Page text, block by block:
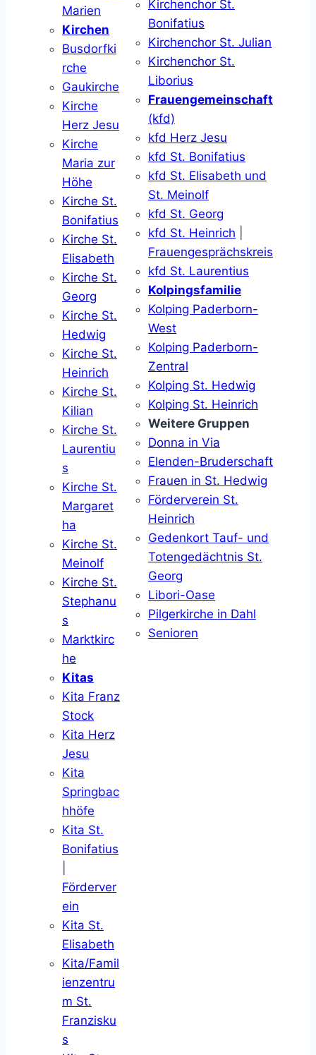
Marien
Kirchen
Busdorfki
rche
Gaukirche
Kirche
Herz Jesu
Kirche
Maria zur
Höhe
Kirche St.
Bonifatius
Kirche St.
Elisabeth
Kirche St.
Georg
Kirche St.
Hedwig
Kirche St.
Heinrich
Kirche St.
Kilian
Kirche St.
Laurentiu
s
Kirche St.
Margaret
ha
Kirche St.
Meinolf
Kirche St.
Stephanu
s
Marktkirc
he
Kitas
Kita Franz
Stock
Kita Herz
Jesu
Kita
Springbac
hhöfe
Kita St.
Bonifatius
Förderver
ein
Kita St.
Elisabeth
Kita/Famil
ienzentru
m St.
Franzisku
s
Kirchenchor St.
Bonifatius
Kirchenchor St. Julian
Kirchenchor St.
Liborius
Frauengemeinschaft
(kfd)
kfd Herz Jesu
kfd St. Bonifatius
kfd St. Elisabeth und
St. Meinolf
kfd St. Georg
kfd St. Heinrich
Frauengesprächskreis
kfd St. Laurentius
Kolpingsfamilie
Kolping Paderborn-
West
Kolping Paderborn-
Zentral
Kolping St. Hedwig
Kolping St. Heinrich
Weitere Gruppen
Donna in Via
Elenden-Bruderschaft
Frauen in St. Hedwig
Förderverein St.
Heinrich
Gedenkort Tauf- und
Totengedächtnis St.
Georg
Libori-Oase
Pilgerkirche in Dahl
Senioren